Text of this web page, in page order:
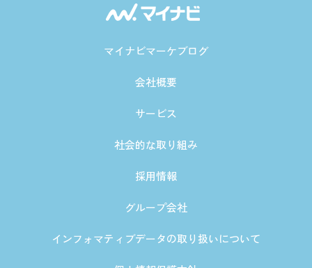
マイナビマーケブログ
会社概要
サービス
社会的な取り組み
採用情報
グループ会社
インフォマティブデータの取り扱いについて